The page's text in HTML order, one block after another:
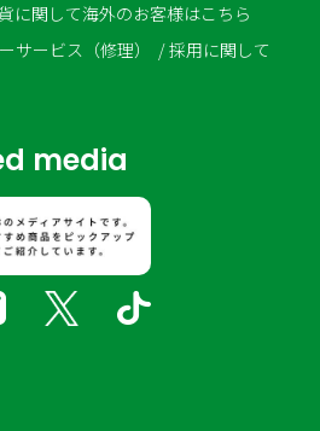
に関して海外のお客様はこちら
サービス（修理）
採用に関して
media